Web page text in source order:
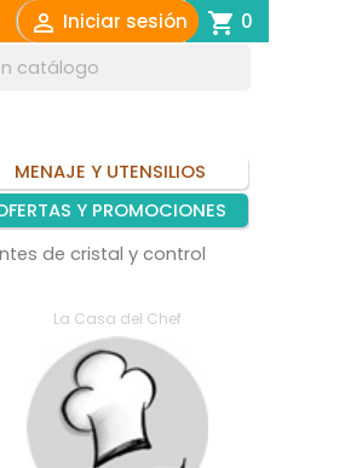
 Iniciar sesión shopping_cart 0
MENAJE Y UTENSILIOS
Y PROMOCIONES
de cristal y control
La Casa del Chef